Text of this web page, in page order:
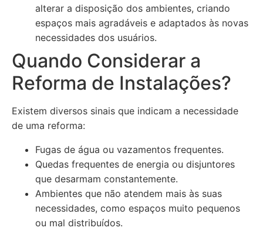
alterar a disposição dos ambientes, criando
espaços mais agradáveis e adaptados às novas
necessidades dos usuários.
Quando Considerar a
Reforma de Instalações?
Existem diversos sinais que indicam a necessidade
de uma reforma:
Fugas de água ou vazamentos frequentes.
Quedas frequentes de energia ou disjuntores
que desarmam constantemente.
Ambientes que não atendem mais às suas
necessidades, como espaços muito pequenos
ou mal distribuídos.